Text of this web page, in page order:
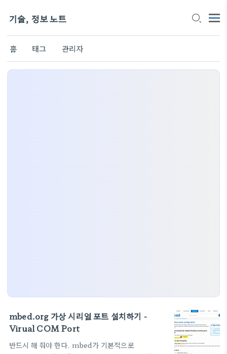
기술, 정보 노트
홈 태그 관리자
mbed.org 가상 시리얼 포트 설치하기 -
Virual COM Port
반드시 해 줘야 한다. mbed가 기본적으로